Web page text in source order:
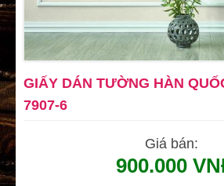
GIẤY DÁN TƯỜNG HÀN
7907-6
Giá bán:
900.000